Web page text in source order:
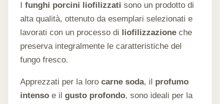
I funghi porcini liofilizzati sono un prodotto di
alta qualità, ottenuto da esemplari selezionati e
lavorati con un processo di liofilizzazione che
preserva integralmente le caratteristiche del
fungo fresco.
Apprezzati per la loro carne soda, il profumo
intenso e il gusto profondo, sono ideali per la